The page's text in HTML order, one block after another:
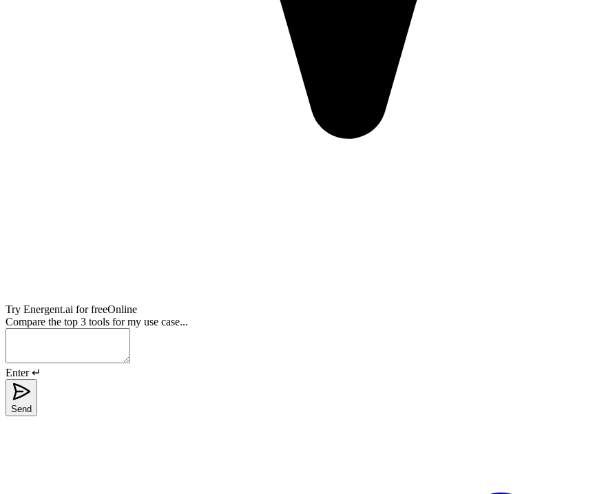
Try Energent.ai for freeOnline
Compare the top 3 tools for my use case...
Enter ↵
Send